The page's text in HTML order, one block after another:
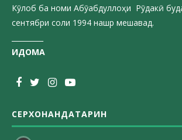
Кӯлоб ба номи Абӯабдуллоҳи Рӯдакӣ
сентябри соли 1994 нашр мешавад.
ИДОМА
СЕРХОНАНДАТАРИН